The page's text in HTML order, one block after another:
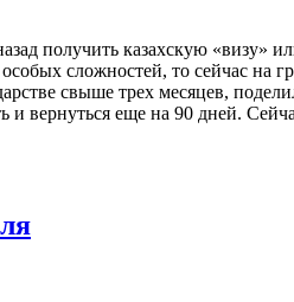
получить казахскую «визу»
сложностей, то сейчас на
свыше трех месяцев,
и вернуться еще на 90 дней.